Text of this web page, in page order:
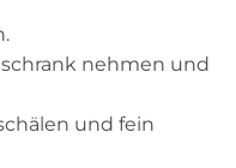
nehmen und
und fein